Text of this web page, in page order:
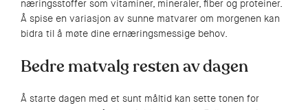
næringsstoffer som vitaminer, mineraler, fiber og proteiner.
Å spise en variasjon av sunne matvarer om morgenen kan
bidra til å møte dine ernæringsmessige behov.
Bedre matvalg resten av dagen
Å starte dagen med et sunt måltid kan sette tonen for